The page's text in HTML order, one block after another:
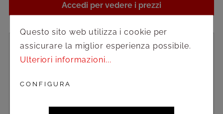
Accedi per vedere i prezzi
Questo sito web utilizza i cookie per
assicurare la miglior esperienza possibile.
Ulteriori informazioni...
CONFIGURA